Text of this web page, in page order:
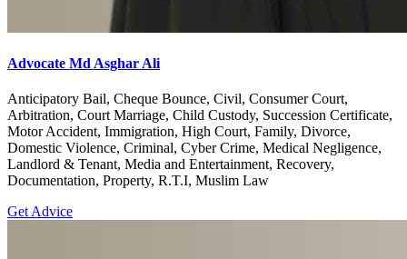
Advocate Md Asghar Ali
Anticipatory Bail, Cheque Bounce, Civil, Consumer Court,
Arbitration, Court Marriage, Child Custody, Succession Certificate,
Motor Accident, Immigration, High Court, Family, Divorce,
Domestic Violence, Criminal, Cyber Crime, Medical Negligence,
Landlord & Tenant, Media and Entertainment, Recovery,
Documentation, Property, R.T.I, Muslim Law
Get Advice